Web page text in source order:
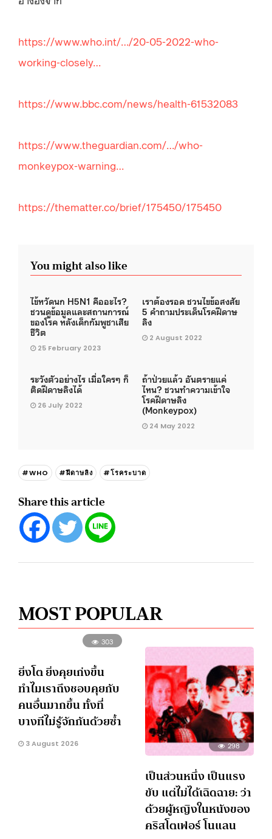
https://www.who.int/…/20-05-2022-who-
working-closely…
https://www.bbc.com/news/health-61532083
https://www.theguardian.com/…/who-
monkeypox-warning…
https://thematter.co/brief/175450/175450
You might also like
ไข้หวัดนก H5N1 คืออะไร?
ชวนดูข้อมูลและสถานการณ์
ของโรค หลังเด็กกัมพูชาเสีย
ชีวิต
25 February 2023
เราต้องรอด ชวนไขข้อสงสัย
5 คำถามประเด็นโรคฝีดาษ
ลิง
2 August 2022
ระวังตัวอย่างไร เมื่อใครๆ ก็
ติดฝีดาษลิงได้
26 July 2022
ถ้าป่วยแล้ว อันตรายแค่
ไหน? ชวนทำความเข้าใจ
โรคฝีดาษลิง
(Monkeypox)
24 May 2022
#WHO #ฝีดาษลิง #โรคระบาด
Share this article
MOST POPULAR
303
ยิ่งโต ยิ่งคุยเก่งขึ้น
ทำไมเราถึงชอบคุยกับ
คนอื่นมากขึ้น ทั้งที่
บางทีไม่รู้จักกันด้วยซ้ำ
3 August 2026 298
เป็นส่วนหนึ่ง เป็นแรง
ขับ แต่ไม่ได้เฉิดฉาย: ว่า
ด้วยผู้หญิงในหนังของ
คริสโตเฟอร์ โนแลน